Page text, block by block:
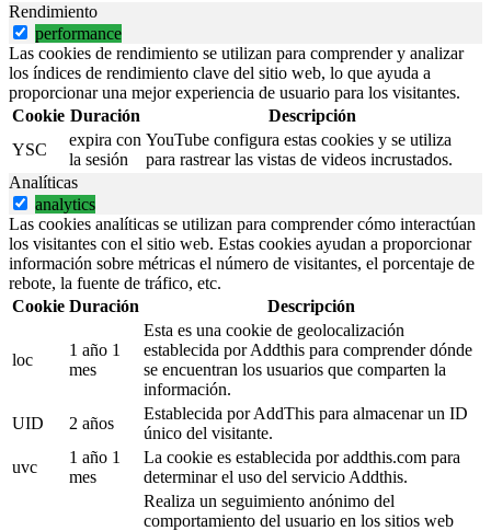
Rendimiento
performance
Las cookies de rendimiento se utilizan para comprender y analizar
los índices de rendimiento clave del sitio web, lo que ayuda a
proporcionar una mejor experiencia de usuario para los visitantes.
Cookie Duración
Descripción
YSC
expira con
la sesión
YouTube configura estas cookies y se utiliza
para rastrear las vistas de videos incrustados.
Analíticas
analytics
Las cookies analíticas se utilizan para comprender cómo interactúan
los visitantes con el sitio web. Estas cookies ayudan a proporcionar
información sobre métricas el número de visitantes, el porcentaje de
rebote, la fuente de tráfico, etc.
Cookie Duración Descripción
loc
1 año 1
mes
Esta es una cookie de geolocalización
establecida por Addthis para comprender dónde
se encuentran los usuarios que comparten la
información.
UID
2 años
Establecida por AddThis para almacenar un ID
único del visitante.
uvc
1 año 1
mes
La cookie es establecida por addthis.com para
determinar el uso del servicio Addthis.
Realiza un seguimiento anónimo del
comportamiento del usuario en los sitios web